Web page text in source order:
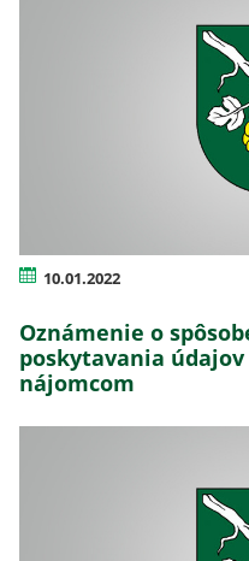
10.01.2022
Oznámenie o
poskytavania
nájomcom